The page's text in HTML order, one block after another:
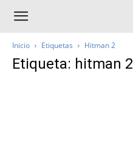
Inicio Etiquetas Hitman 2
Etiqueta: hitman 2